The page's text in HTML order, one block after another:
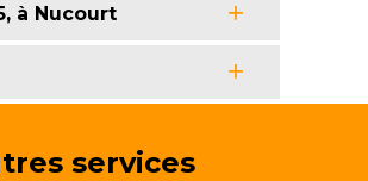
à Nucourt
services